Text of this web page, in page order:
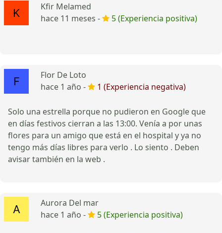
Kfir Melamed
hace 11 meses -
5 (Experiencia positiva)
Flor De Loto
hace 1 año -
1 (Experiencia negativa)
Solo una estrella porque no pudieron en Google que
en días festivos cierran a las 13:00. Venía a por unas
flores para un amigo que está en el hospital y ya no
tengo más días libres para verlo . Lo siento . Deben
avisar también en la web .
Aurora Del mar
hace 1 año -
5 (Experiencia positiva)